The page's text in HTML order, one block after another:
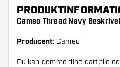
Cameo Thread Navy
Producent: Cameo
Du kan gemme dine dartpile